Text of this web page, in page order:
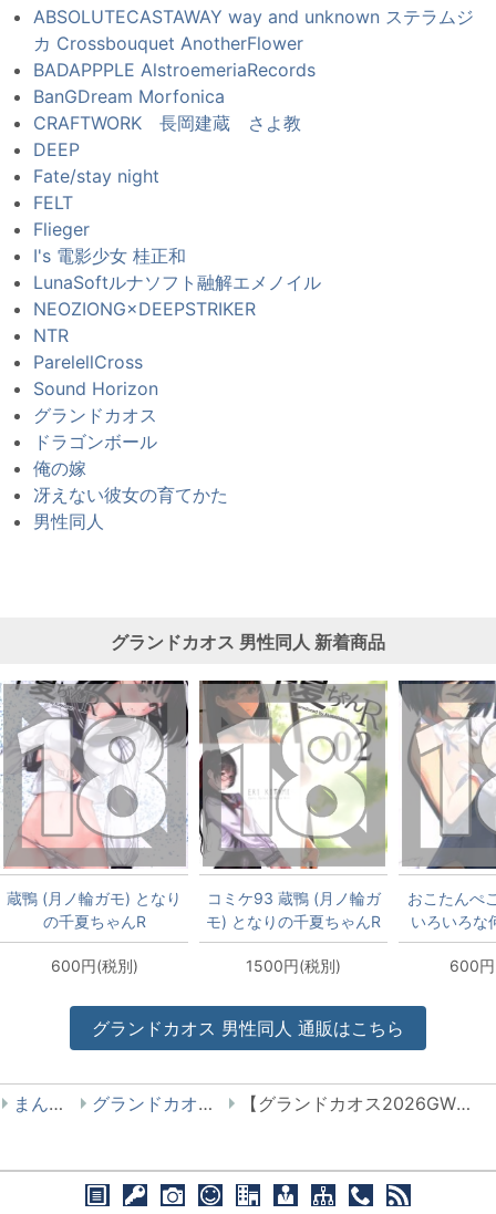
ABSOLUTECASTAWAY way and unknown ステラムジ
カ Crossbouquet AnotherFlower
BADAPPPLE AlstroemeriaRecords
BanGDream Morfonica
CRAFTWORK 長岡建蔵 さよ教
DEEP
Fate/stay night
FELT
Flieger
I's 電影少女 桂正和
LunaSoftルナソフト融解エメノイル
NEOZIONG×DEEPSTRIKER
NTR
ParelellCross
Sound Horizon
グランドカオス
ドラゴンボール
俺の嫁
冴えない彼女の育てかた
男性同人
グランドカオス 男性同人 新着商品
蔵鴨 (月ノ輪ガモ) となり
の千夏ちゃんR
600円(税別)
コミケ93 蔵鴨 (月ノ輪ガ
モ) となりの千夏ちゃんR
02+ポストカード
1500円(税別)
おこたんぺ
いろいろな
編
600
グランドカオス 男性同人 通販はこちら
まんだらけ グランドカオス 男性同人 【グランドカオス2026GW】男性同人 4/29(水) 開封抱き枕カバーちょこっと出します